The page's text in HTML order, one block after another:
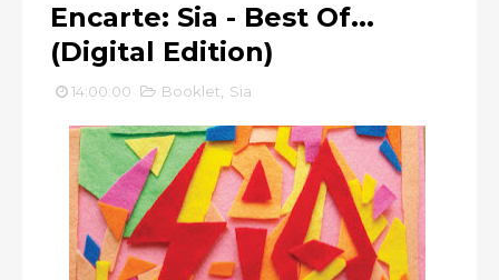
Encarte: Sia - Best Of...
(Digital Edition)
14:00:00 Booklet Sia